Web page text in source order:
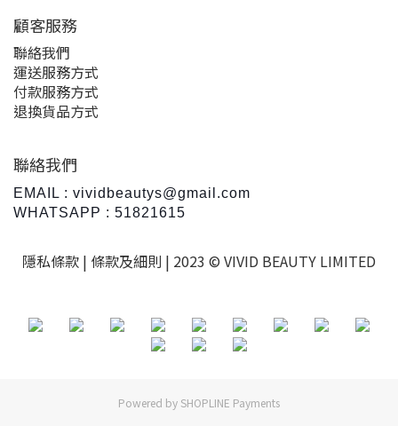
顧客服務
聯絡我們
運送服務方式
付款服務方式
退換貨品方式
聯絡我們
EMAIL : vividbeautys@gmail.com
WHATSAPP : 51821615
隱私條款 | 條款及細則 | 2023 © VIVID BEAUTY LIMITED
Powered by SHOPLINE Payments